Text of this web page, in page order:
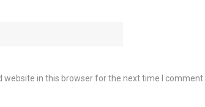
website in this browser for the next time I comment.